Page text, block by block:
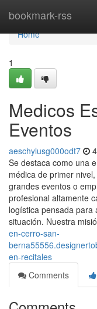
bookmark-rss
Home
Home
1
Medicos
Eventos
aeschylusg000odt7
Se destaca como una
médica de primer
grandes eventos o
profesional altamente
logística pensada para
situación. Nuestra
en-cerro-san-
en-recitales
Comments